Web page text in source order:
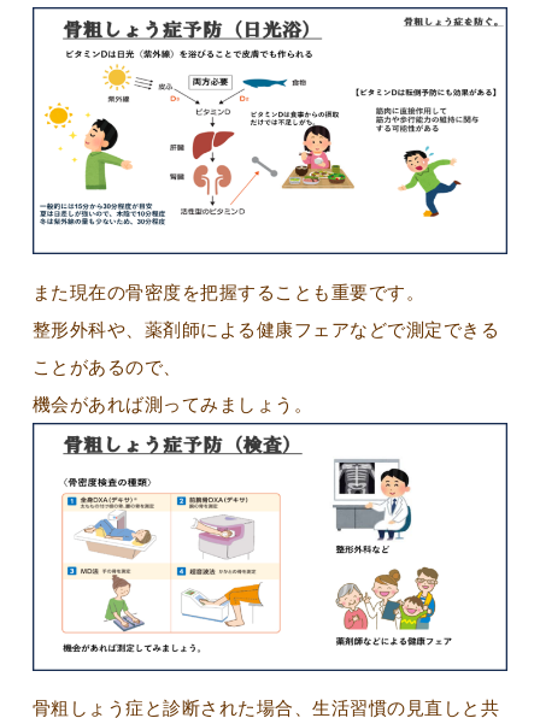
また現在の骨密度を把握することも重要です。
整形外科や、薬剤師による健康フェアなどで測定できる
ことがあるので、
機会があれば測ってみましょう。
骨粗しょう症と診断された場合、生活習慣の見直しと共